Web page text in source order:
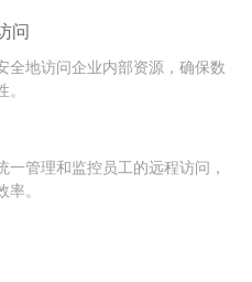
问
全地访问企业内部资源，确保数
一管理和监控员工的远程访问，
。